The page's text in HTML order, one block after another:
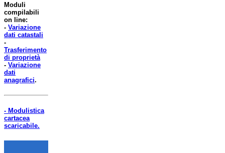
Moduli
compilabili
on line:
- Variazione
dati catastali
-
Trasferimento
di proprietà
- Variazione
dati
anagrafici.
- Modulistica
cartacea
scaricabile.